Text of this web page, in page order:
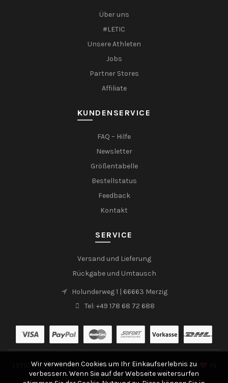
Über uns
#LETIC
Unsere Athleten
Jobs
Partner Stores
Affiliate
KUNDENSERVICE
FAQ – Hilfe
Newsletter
Größentabelle
Bestellstatus
Feedback
Kontakt
SERVICE
Versand und Lieferung
Rückgabe und Umtausch
Holunderweg 1 | 66663 Merzig
Tel: +49 178 68 72 688
LETIC © 2021 ALLE RECHTE VORBEHALTEN • DESIGNED MIT
DEUTSCHLAND
Wir verwenden Cookies um Ihr Einkaufserlebnis zu
verbessern. Wenn Sie auf der Webseite weitersurfen